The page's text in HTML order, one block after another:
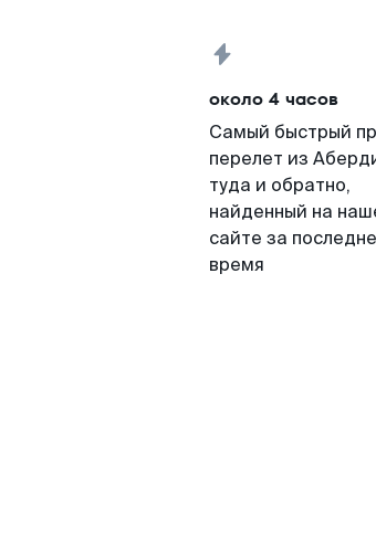
около 4 часов
Самый быстрый
перелет из
туда и обратно,
найденный на
сайте за
время